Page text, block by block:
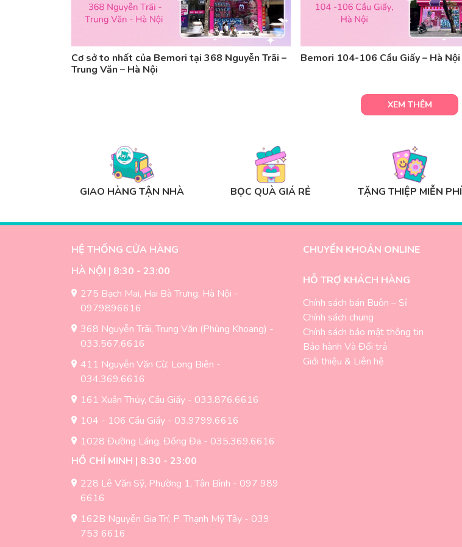
Cơ sở to nhất của Bemori tại 368 Nguyễn Trãi –
Trung Văn – Hà Nội
Bemori 104-106 Cầu Giấy – Hà Nội
XEM THÊM
GIAO HÀNG TẬN NHÀ BỌC QUÀ GIÁ RẺ TẶNG THIỆP MIỄN PHÍ
HỆ THỐNG CỬA HÀNG
HÀ NỘI | 8:30 - 23:00
275 Bạch Mai, Hai Bà Trưng, Hà Nội -
0979896616
368 Nguyễn Trãi, Trung Văn (Phùng Khoang) -
033.567.6616
411 Nguyễn Văn Cừ, Long Biên -
034.369.6616
161 Xuân Thủy, Cầu Giấy - 033.876.6616
104 - 106 Cầu Giấy - 03.9799.6616
1028 Đường Láng, Đống Đa - 035.369.6616
HỒ CHÍ MINH | 8:30 - 23:00
228 Lê Văn Sỹ, Phường 1, Tân Bình - 097 989
6616
162B Nguyễn Gia Trí, P. Thạnh Mỹ Tây - 039
753 6616
CHUYỂN KHOẢN ONLINE
HỖ TRỢ KHÁCH HÀNG
Chính sách bán Buôn – Sỉ
Chính sách chung
Chính sách bảo mật thông tin
Bảo hành Và Đổi trả
Giới thiệu & Liên hệ